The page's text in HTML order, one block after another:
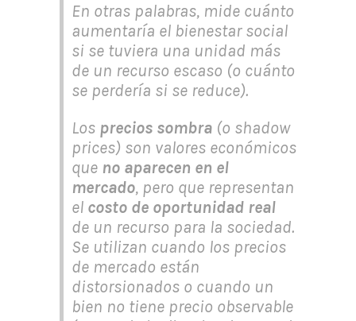
En otras palabras, mide cuánto
aumentaría el bienestar social
si se tuviera una unidad más
de un recurso escaso (o cuánto
se perdería si se reduce).
Los precios sombra (o shadow
prices) son valores económicos
que no aparecen en el
mercado, pero que representan
el costo de oportunidad real
de un recurso para la sociedad.
Se utilizan cuando los precios
de mercado están
distorsionados o cuando un
bien no tiene precio observable